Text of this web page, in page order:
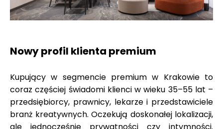
Nowy profil klienta premium
Kupujący w segmencie premium w Krakowie to
coraz częściej świadomi klienci w wieku 35–55 lat –
przedsiębiorcy, prawnicy, lekarze i przedstawiciele
branż kreatywnych. Oczekują doskonałej lokalizacji,
ale jednocześnie prywatności czy intymności.